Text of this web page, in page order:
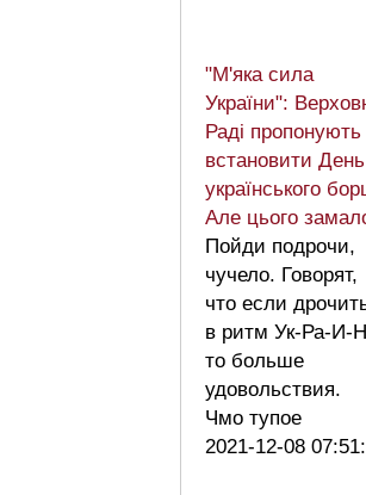
"М'яка сила
України":
Раді пропонують
встановити День
українського
Але цього
Пойди подрочи,
чучело. Говорят,
что если
в ритм Ук-Ра-И-
то больше
удовольствия.
Чмо тупое
2021-12-08